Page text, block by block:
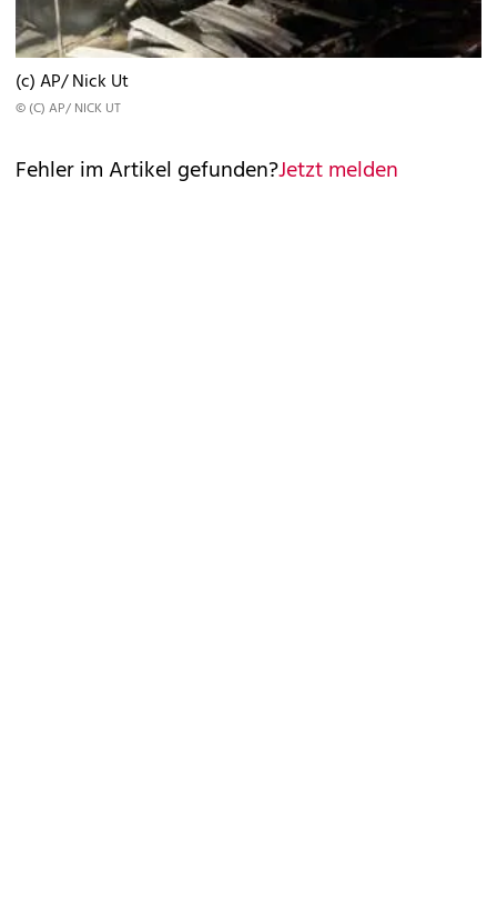
(c) AP/ Nick Ut
© (C) AP/ NICK UT
Fehler im Artikel gefunden?Jetzt melden